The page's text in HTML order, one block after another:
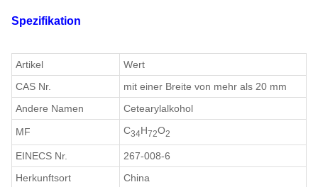
Spezifikation
Artikel
Wert
CAS Nr.
mit einer Breite von mehr als 20 mm
Andere Namen
Cetearylalkohol
MF C34H72O2
EINECS Nr.
267-008-6
Herkunftsort
China